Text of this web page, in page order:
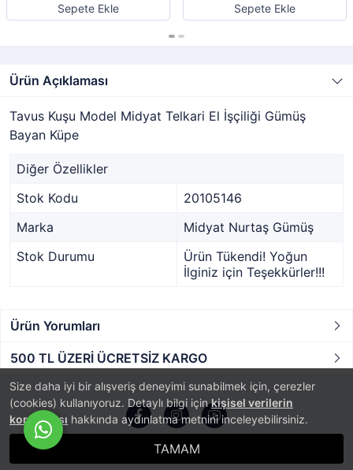
Size daha iyi bir alışveriş deneyimi sunabilmek için, çerezler
(cookies) kullanıyoruz. Detaylı bilgi içinkişisel verilerin
korunması hakkında aydınlatma metnini inceleyebilirsiniz.
TAMAM
Sepete Ekle Sepete Ekle
Ürün Açıklaması
Tavus Kuşu Model Midyat Telkari El İşçiliği Gümüş
Bayan Küpe
Diğer Özellikler
Stok Kodu
20105146
Marka
Midyat Nurtaş Gümüş
Stok Durumu
Ürün Tükendi! Yoğun
İlginiz için Teşekkürler!!!
Ürün Yorumları
500 TL ÜZERİ ÜCRETSİZ KARGO
E-Ticaret Sistemi